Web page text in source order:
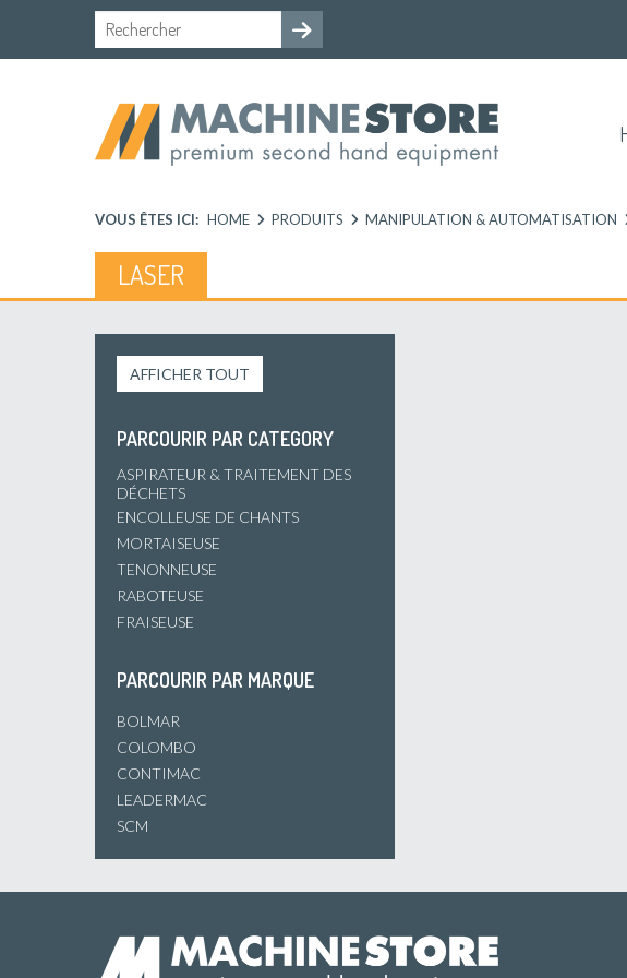
VOUS ÊTES ICI: HOME PRODUITS MANIPULATION & AUTOMATISATION
LASER
AFFICHER TOUT
PARCOURIR PAR CATEGORY
ASPIRATEUR & TRAITEMENT DES
DÉCHETS
ENCOLLEUSE DE CHANTS
MORTAISEUSE
TENONNEUSE
RABOTEUSE
FRAISEUSE
PARCOURIR PAR MARQUE
BOLMAR
COLOMBO
CONTIMAC
LEADERMAC
SCM